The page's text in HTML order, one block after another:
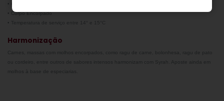
• Graduação alcoólica: 14%
• Corpo Encorpado
• Temperatura de serviço entre 14° e 15°C
Harmonização
Carnes, massas com molhos encorpados, como ragu de carne, bolonhesa, ragu de pato
ou cordeiro, entre outros de sabores intensos harmonizam com Syrah. Aposte ainda em
molhos à base de especiarias.